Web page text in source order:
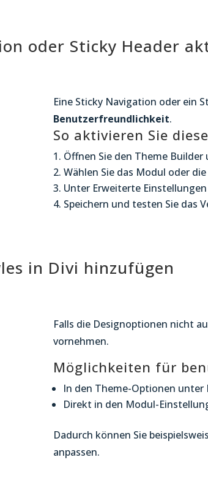
oder Sticky Header
Eine Sticky Navigation oder ein
Benutzerfreundlichkeit.
So aktivieren Sie
Öffnen Sie den Theme Builder
Wählen Sie das Modul oder
Unter Erweiterte
Speichern und testen Sie das
in Divi hinzufügen
Falls die Designoptionen nicht
vornehmen.
Möglichkeiten für
In den Theme-Optionen
Direkt in den Modul-
Dadurch können Sie
anpassen.